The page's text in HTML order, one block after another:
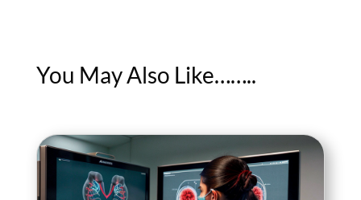
You May Also Like……..